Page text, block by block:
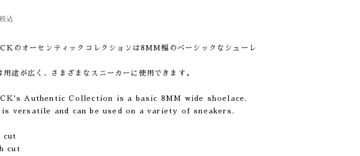
税込
のオーセンティックコレクションは8MM幅のベーシックなシューレ
用途が広く、さまざまなスニーカーに使用できます。
Authentic Collection is a basic 8MM wide shoelace.
versatile and can be used on a variety of sneakers.
cut
cut